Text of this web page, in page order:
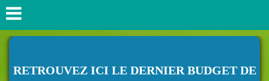
RETROUVEZ ICI LE DERNIER BUDGET DE